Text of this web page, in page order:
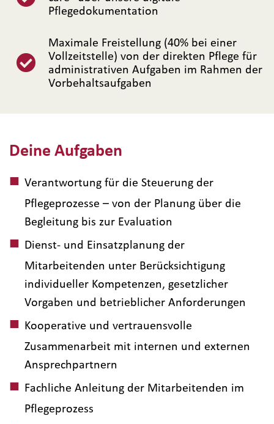
Deine Aufgaben
Verantwortung für die Steuerung der
Pflegeprozesse – von der Planung über die
Begleitung bis zur Evaluation
Dienst- und Einsatzplanung der
Mitarbeitenden unter Berücksichtigung
individueller Kompetenzen, gesetzlicher
Vorgaben und betrieblicher Anforderungen
Kooperative und vertrauensvolle
Zusammenarbeit mit internen und externen
Ansprechpartnern
Fachliche Anleitung der Mitarbeitenden im
Pflegeprozess
Pflegedokumentation
Maximale Freistellung (40% bei einer
Vollzeitstelle) von der direkten Pflege für
administrativen Aufgaben im Rahmen der
Vorbehaltsaufgaben